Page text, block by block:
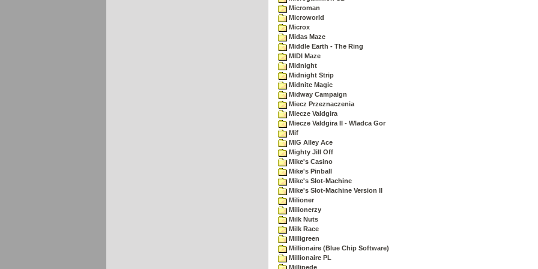
Microman
Microworld
Microx
Midas Maze
Middle Earth - The Ring
MIDI Maze
Midnight
Midnight Strip
Midnite Magic
Midway Campaign
Miecz Przeznaczenia
Miecze Valdgira
Miecze Valdgira II - Wladca Gor
Mif
MIG Alley Ace
Mighty Jill Off
Mike's Casino
Mike's Pinball
Mike's Slot-Machine
Mike's Slot-Machine Version II
Milioner
Milionerzy
Milk Nuts
Milk Race
Milligreen
Millionaire (Blue Chip Software)
Millionaire PL
Millipede